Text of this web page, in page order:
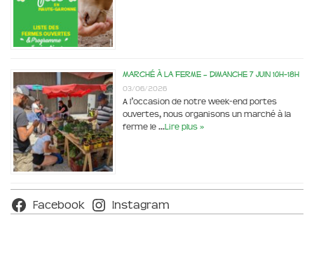
Marché à la ferme – dimanche 7 juin 10h-18h
03/06/2026
A l’occasion de notre week-end portes
ouvertes, nous organisons un marché à la
ferme le …Lire plus »
Facebook Instagram